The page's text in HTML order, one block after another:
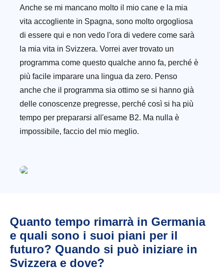
Anche se mi mancano molto il mio cane e la mia
vita accogliente in Spagna, sono molto orgogliosa
di essere qui e non vedo l'ora di vedere come sarà
la mia vita in Svizzera. Vorrei aver trovato un
programma come questo qualche anno fa, perché è
più facile imparare una lingua da zero. Penso
anche che il programma sia ottimo se si hanno già
delle conoscenze pregresse, perché così si ha più
tempo per prepararsi all'esame B2. Ma nulla è
impossibile, faccio del mio meglio.
Quanto tempo rimarrà in Germania
e quali sono i suoi piani per il
futuro? Quando si può iniziare in
Svizzera e dove?